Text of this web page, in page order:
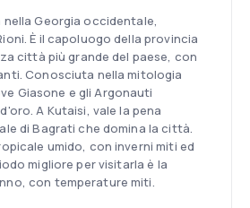
Georgia occidentale,
È il capoluogo della provincia
città più grande del paese, con
Conosciuta nella mitologia
Giasone e gli Argonauti
A Kutaisi, vale la pena
di Bagrati che domina la città.
umido, con inverni miti ed
migliore per visitarla è la
con temperature miti.